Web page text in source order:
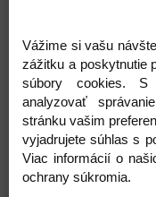
Do košíka
Novinka
Spoločenské šaty
Vážime si vašu
zážitku a poskytnutie
súbory cookies. S
analyzovať
stránku vašim
vyjadrujete súhlas s
Viac informácií o
ochrany súkromia.